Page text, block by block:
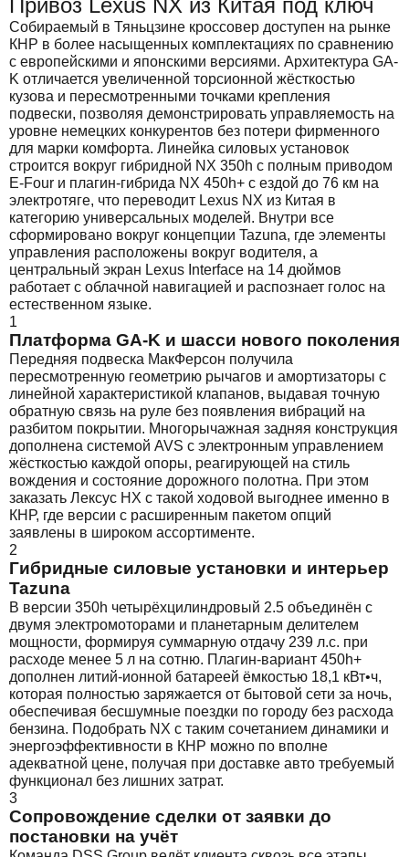
Привоз Lexus NX из Китая под ключ
Собираемый в Тяньцзине кроссовер доступен на рынке
КНР в более насыщенных комплектациях по сравнению
с европейскими и японскими версиями. Архитектура GA-
K отличается увеличенной торсионной жёсткостью
кузова и пересмотренными точками крепления
подвески, позволяя демонстрировать управляемость на
уровне немецких конкурентов без потери фирменного
для марки комфорта. Линейка силовых установок
строится вокруг гибридной NX 350h с полным приводом
E-Four и плагин-гибрида NX 450h+ с ездой до 76 км на
электротяге, что переводит Lexus NX из Китая в
категорию универсальных моделей. Внутри все
сформировано вокруг концепции Tazuna, где элементы
управления расположены вокруг водителя, а
центральный экран Lexus Interface на 14 дюймов
работает с облачной навигацией и распознает голос на
естественном языке.
1
Платформа GA-K и шасси нового поколения
Передняя подвеска МакФерсон получила
пересмотренную геометрию рычагов и амортизаторы с
линейной характеристикой клапанов, выдавая точную
обратную связь на руле без появления вибраций на
разбитом покрытии. Многорычажная задняя конструкция
дополнена системой AVS с электронным управлением
жёсткостью каждой опоры, реагирующей на стиль
вождения и состояние дорожного полотна. При этом
заказать Лексус НХ с такой ходовой выгоднее именно в
КНР, где версии с расширенным пакетом опций
заявлены в широком ассортименте.
2
Гибридные силовые установки и интерьер
Tazuna
В версии 350h четырёхцилиндровый 2.5 объединён с
двумя электромоторами и планетарным делителем
мощности, формируя суммарную отдачу 239 л.с. при
расходе менее 5 л на сотню. Плагин-вариант 450h+
дополнен литий-ионной батареей ёмкостью 18,1 кВт•ч,
которая полностью заряжается от бытовой сети за ночь,
обеспечивая бесшумные поездки по городу без расхода
бензина. Подобрать NX с таким сочетанием динамики и
энергоэффективности в КНР можно по вполне
адекватной цене, получая при доставке авто требуемый
функционал без лишних затрат.
3
Сопровождение сделки от заявки до
постановки на учёт